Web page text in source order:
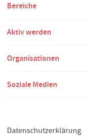
Bereiche
Aktiv werden
Organisationen
Soziale Medien
Datenschutzerklärung